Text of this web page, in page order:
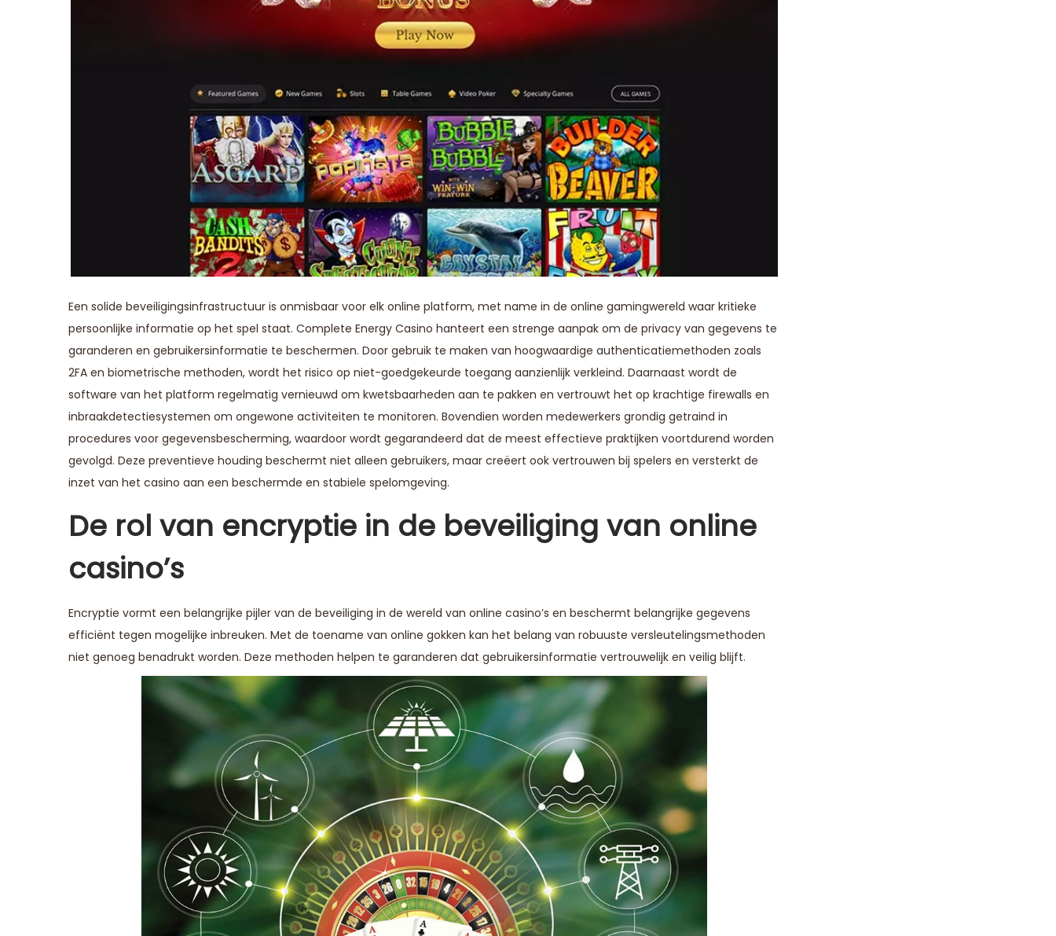
Een solide beveiligingsinfrastructuur is onmisbaar voor elk online platform, met name in de online gamingwereld waar kritieke
persoonlijke informatie op het spel staat. Complete Energy Casino hanteert een strenge aanpak om de privacy van gegevens te
garanderen en gebruikersinformatie te beschermen. Door gebruik te maken van hoogwaardige authenticatiemethoden zoals
2FA en biometrische methoden, wordt het risico op niet-goedgekeurde toegang aanzienlijk verkleind. Daarnaast wordt de
software van het platform regelmatig vernieuwd om kwetsbaarheden aan te pakken en vertrouwt het op krachtige firewalls en
inbraakdetectiesystemen om ongewone activiteiten te monitoren. Bovendien worden medewerkers grondig getraind in
procedures voor gegevensbescherming, waardoor wordt gegarandeerd dat de meest effectieve praktijken voortdurend worden
gevolgd. Deze preventieve houding beschermt niet alleen gebruikers, maar creëert ook vertrouwen bij spelers en versterkt de
inzet van het casino aan een beschermde en stabiele spelomgeving.
De rol van encryptie in de beveiliging van online
casino’s
Encryptie vormt een belangrijke pijler van de beveiliging in de wereld van online casino’s en beschermt belangrijke gegevens
efficiënt tegen mogelijke inbreuken. Met de toename van online gokken kan het belang van robuuste versleutelingsmethoden
niet genoeg benadrukt worden. Deze methoden helpen te garanderen dat gebruikersinformatie vertrouwelijk en veilig blijft.